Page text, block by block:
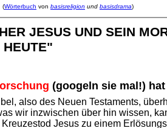
(Wörterbuch von basisreligion und basisdrama)